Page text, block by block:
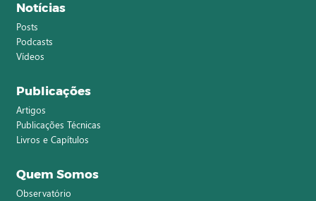
Notícias
Posts
Podcasts
Vídeos
Publicações
Artigos
Publicações Técnicas
Livros e Capítulos
Quem Somos
Observatório